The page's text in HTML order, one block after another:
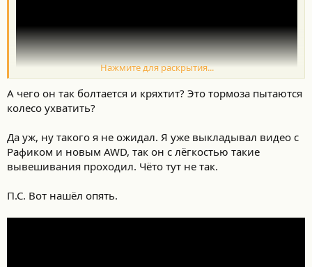
Нажмите для раскрытия...
А чего он так болтается и кряхтит? Это тормоза пытаются
колесо ухватить?
Да уж, ну такого я не ожидал. Я уже выкладывал видео с
Рафиком и новым AWD, так он с лёгкостью такие
вывешивания проходил. Чёто тут не так.
П.С. Вот нашёл опять.